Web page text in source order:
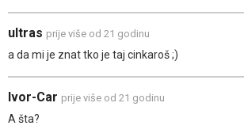
ultras prije više od 21 godinu
a da mi je znat tko je taj cinkaroš ;)
Ivor-Car prije više od 21 godinu
A šta?